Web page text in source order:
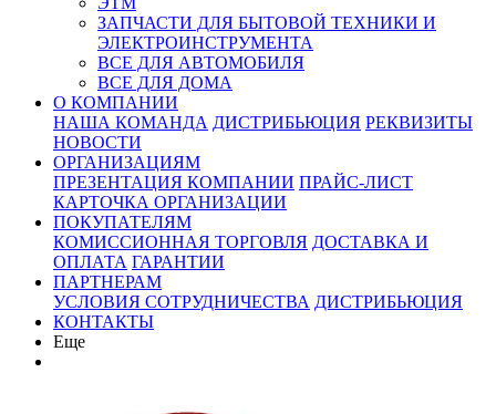
ЗАПЧАСТИ ДЛЯ БЫТОВОЙ ТЕХНИКИ И
ЭЛЕКТРОИНСТРУМЕНТА
ВСЕ ДЛЯ АВТОМОБИЛЯ
ВСЕ ДЛЯ ДОМА
О КОМПАНИИ
НАША КОМАНДА ДИСТРИБЬЮЦИЯ РЕКВИЗИТЫ
НОВОСТИ
ОРГАНИЗАЦИЯМ
ПРЕЗЕНТАЦИЯ КОМПАНИИ ПРАЙС-ЛИСТ
КАРТОЧКА ОРГАНИЗАЦИИ
ПОКУПАТЕЛЯМ
КОМИССИОННАЯ ТОРГОВЛЯ ДОСТАВКА И
ОПЛАТА ГАРАНТИИ
ПАРТНЕРАМ
УСЛОВИЯ СОТРУДНИЧЕСТВА ДИСТРИБЬЮЦИЯ
КОНТАКТЫ
Еще